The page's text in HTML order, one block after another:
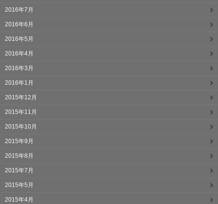
2016年7月
2016年6月
2016年5月
2016年4月
2016年3月
2016年1月
2015年12月
2015年11月
2015年10月
2015年9月
2015年8月
2015年7月
2015年5月
2015年4月